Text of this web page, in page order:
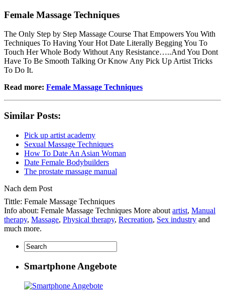
Female Massage Techniques
The Only Step by Step Massage Course That Empowers You With
Techniques To Having Your Hot Date Literally Begging You To
Touch Her Whole Body Without Any Resistance…..And You Dont
Have To Be Smooth Talking Or Know Any Pick Up Artist Tricks
To Do It.
Read more: Female Massage Techniques
Similar Posts:
Pick up artist academy
Sexual Massage Techniques
How To Date An Asian Woman
Date Female Bodybuilders
The prostate massage manual
Nach dem Post
Tittle: Female Massage Techniques
Info about: Female Massage Techniques More about artist, Manual
therapy, Massage, Physical therapy, Recreation, Sex industry and
much more.
Smartphone Angebote